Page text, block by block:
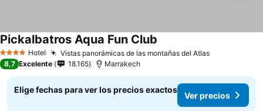
4 EstrellasHotel Vistas panorámicas de las montañas del Atlas
Pickalbatros Aqua Fun Club
8,7 Excelente 18.165 Marrakech
Elige fechas para ver los precios exactos
Ver precios